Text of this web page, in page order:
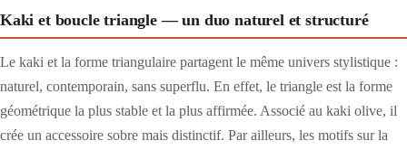
Kaki et boucle triangle — un duo naturel et structuré
Le kaki et la forme triangulaire partagent le même univers stylistique :
naturel, contemporain, sans superflu. En effet, le triangle est la forme
géométrique la plus stable et la plus affirmée. Associé au kaki olive, il
crée un accessoire sobre mais distinctif. Par ailleurs, les motifs sur la